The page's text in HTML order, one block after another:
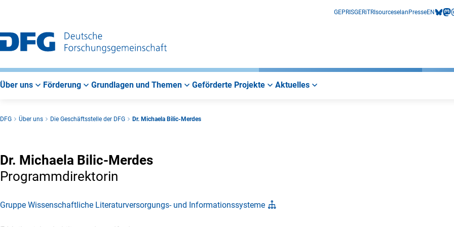
GEPRISGERiTRIsourceselan PresseEN
Über uns Förderung Grundlagen und Themen Geförderte Projekte Aktuelles
DFG Über uns Die Geschäftsstelle der DFG Dr. Michaela Bilic-Merdes
Dr. Michaela Bilic-Merdes
Programmdirektorin
Gruppe Wissenschaftliche Literaturversorgungs- und Informationssysteme